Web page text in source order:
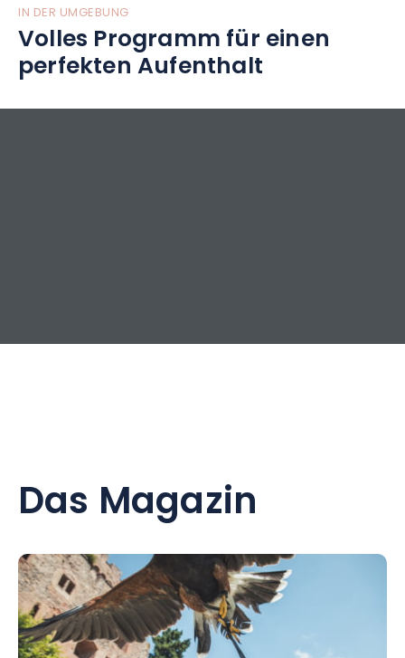
IN DER UMGEBUNG
Volles Programm für einen
perfekten Aufenthalt
Das Magazin